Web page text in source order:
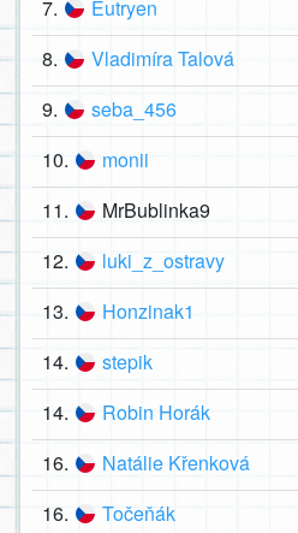
7. Eutryen
8. Vladimíra Talová
9. seba_456
10. monii
11. MrBublinka9
12. luki_z_ostravy
13. Honzinak1
14. stepik
14. Robin Horák
16. Natálie Křenková
16. Točeňák